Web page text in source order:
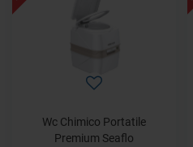
Wc Chimico Portatile
Premium Seaflo